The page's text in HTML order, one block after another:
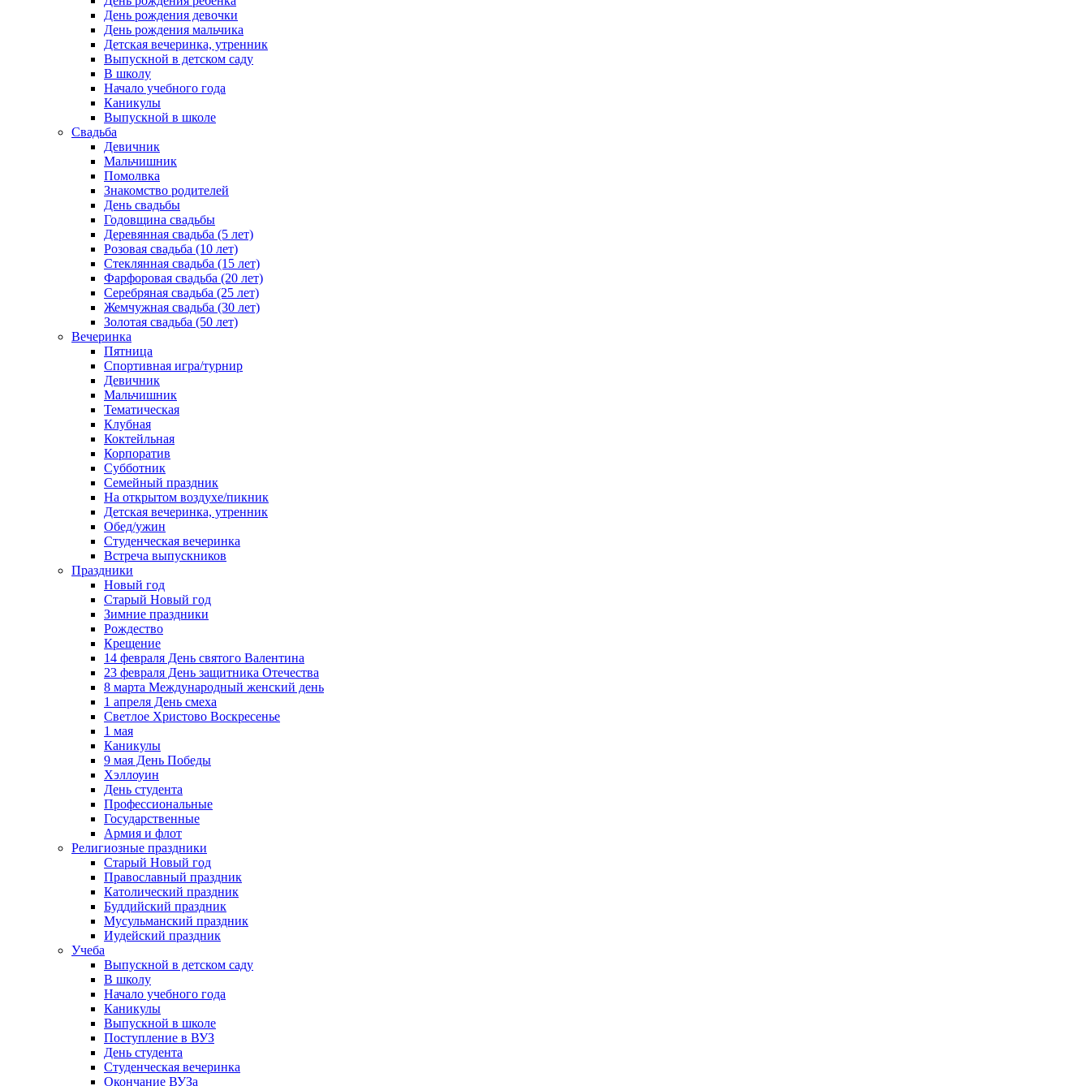
День рождения девочки
День рождения мальчика
Детская вечеринка, утренник
Выпускной в детском саду
В школу
Начало учебного года
Каникулы
Выпускной в школе
Свадьба
Девичник
Мальчишник
Помолвка
Знакомство родителей
День свадьбы
Годовщина свадьбы
Деревянная свадьба (5 лет)
Розовая свадьба (10 лет)
Стеклянная свадьба (15 лет)
Фарфоровая свадьба (20 лет)
Серебряная свадьба (25 лет)
Жемчужная свадьба (30 лет)
Золотая свадьба (50 лет)
Вечеринка
Пятница
Спортивная игра/турнир
Девичник
Мальчишник
Тематическая
Клубная
Коктейльная
Корпоратив
Субботник
Семейный праздник
На открытом воздухе/пикник
Детская вечеринка, утренник
Обед/ужин
Студенческая вечеринка
Встреча выпускников
Праздники
Новый год
Старый Новый год
Зимние праздники
Рождество
Крещение
14 февраля День святого Валентина
23 февраля День защитника Отечества
8 марта Международный женский день
1 апреля День смеха
Светлое Христово Воскресенье
1 мая
Каникулы
9 мая День Победы
Хэллоуин
День студента
Профессиональные
Государственные
Армия и флот
Религиозные праздники
Старый Новый год
Православный праздник
Католический праздник
Буддийский праздник
Мусульманский праздник
Иудейский праздник
Учеба
Выпускной в детском саду
В школу
Начало учебного года
Каникулы
Выпускной в школе
Поступление в ВУЗ
День студента
Студенческая вечеринка
Окончание ВУЗа